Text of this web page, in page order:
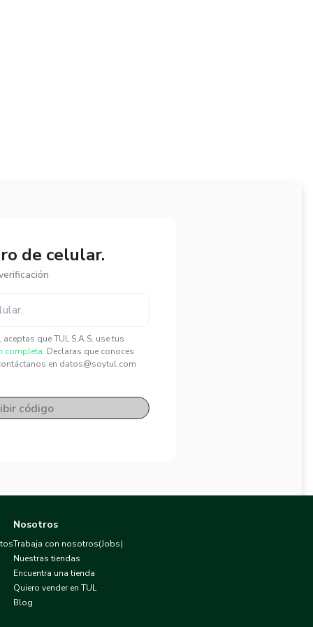
de celular.
que TUL S.A.S. use tus
completa. Declaras que conoces
en datos@soytul.com
código
Nosotros
Trabaja con nosotros(Jobs)
Nuestras tiendas
Encuentra una tienda
Quiero vender en TUL
Blog